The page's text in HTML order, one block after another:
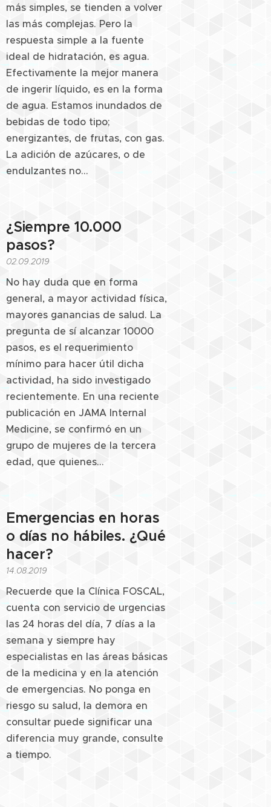
más simples, se tienden a volver
las más complejas. Pero la
respuesta simple a la fuente
ideal de hidratación, es agua.
Efectivamente la mejor manera
de ingerir líquido, es en la forma
de agua. Estamos inundados de
bebidas de todo tipo;
energizantes, de frutas, con gas.
La adición de azúcares, o de
endulzantes no...
¿Siempre 10.000
pasos?
02.09.2019
No hay duda que en forma
general, a mayor actividad física,
mayores ganancias de salud. La
pregunta de sí alcanzar 10000
pasos, es el requerimiento
mínimo para hacer útil dicha
actividad, ha sido investigado
recientemente. En una reciente
publicación en JAMA Internal
Medicine, se confirmó en un
grupo de mujeres de la tercera
edad, que quienes...
Emergencias en horas
o días no hábiles. ¿Qué
hacer?
14.08.2019
Recuerde que la Clínica FOSCAL,
cuenta con servicio de urgencias
las 24 horas del día, 7 días a la
semana y siempre hay
especialistas en las áreas básicas
de la medicina y en la atención
de emergencias. No ponga en
riesgo su salud, la demora en
consultar puede significar una
diferencia muy grande, consulte
a tiempo.